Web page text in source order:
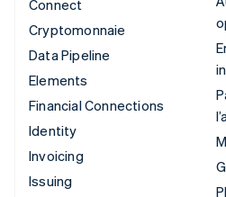
Connect
Cryptomonnaie
Data Pipeline
Elements
Financial Connections
Identity
Invoicing
Issuing